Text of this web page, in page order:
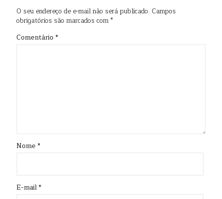
O seu endereço de e-mail não será publicado. Campos
obrigatórios são marcados com*
Comentário *
Nome *
E-mail*